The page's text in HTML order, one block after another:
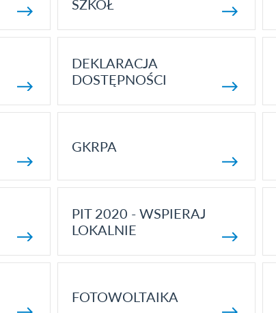
SZKÓŁ
DEKLARACJA
DOSTĘPNOŚCI
GKRPA
PIT 2020 - WSPIERAJ
LOKALNIE
FOTOWOLTAIKA